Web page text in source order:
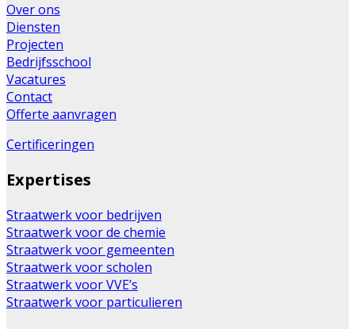
Over ons
Diensten
Projecten
Bedrijfsschool
Vacatures
Contact
Offerte aanvragen
Certificeringen
Expertises
Straatwerk voor bedrijven
Straatwerk voor de chemie
Straatwerk voor gemeenten
Straatwerk voor scholen
Straatwerk voor VVE’s
Straatwerk voor particulieren